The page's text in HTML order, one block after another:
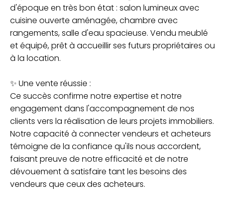
d'époque en très bon état : salon lumineux avec
cuisine ouverte aménagée, chambre avec
rangements, salle d'eau spacieuse. Vendu meublé
et équipé, prêt à accueillir ses futurs propriétaires ou
à la location.
✨ Une vente réussie :
Ce succès confirme notre expertise et notre
engagement dans l'accompagnement de nos
clients vers la réalisation de leurs projets immobiliers.
Notre capacité à connecter vendeurs et acheteurs
témoigne de la confiance qu'ils nous accordent,
faisant preuve de notre efficacité et de notre
dévouement à satisfaire tant les besoins des
vendeurs que ceux des acheteurs.